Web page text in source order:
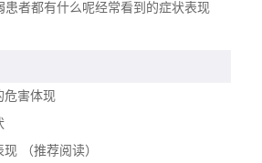
患者都有什么呢经常看到的症状表现
危害体现
（推荐阅读）